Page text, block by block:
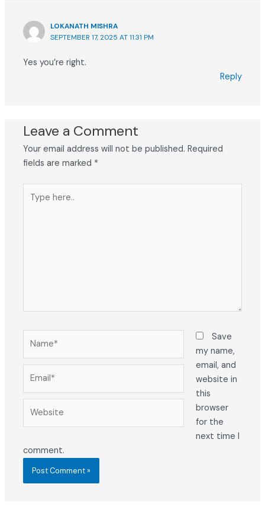
LOKANATH MISHRA
SEPTEMBER 17, 2025 AT 11:31 PM
Yes you’re right.
Reply
Leave a Comment
Your email address will not be published. Required
fields are marked *
here..
Save
my name,
email, and
website in
this
browser
for the
next time I
comment.